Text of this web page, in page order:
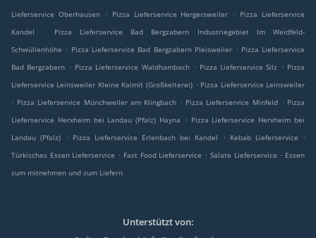
Lieferservice Oberhausen
. Pizza Lieferservice Hergersweiler . Pizza Lieferservice
Kandel
.
Pizza Lieferservice Bad Bergzabern Industriegebiet Im Weidfeld-
Schwüllenhöhe . Pizza Lieferservice Bad Bergzabern Pleisweiler . Pizza Lieferservice
Bad Bergzabern . Pizza Lieferservice Waldhambach . Pizza Lieferservice Silz . Pizza
Lieferservice Leinsweiler Kleine Kalmit (Großkelterei) . Pizza Lieferservice Leinsweiler
. Pizza Lieferservice Münchweiler am Klingbach . Pizza Lieferservice Minfeld . Pizza
Lieferservice Herxheim bei Landau (Pfalz) Hayna
. Pizza Lieferservice Herxheim bei
Landau (Pfalz)
. Pizza Lieferservice Erlenbach bei Kandel . Kebab Lieferservice
.
Türkisches Essen Lieferservice . Fast Food Lieferservice . Salate Lieferservice . Essen
zum mitnehmen und zum Liefern
Unterstützt von: